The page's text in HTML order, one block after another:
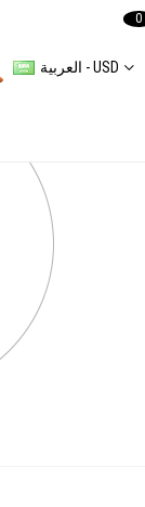
العربية - USD
0